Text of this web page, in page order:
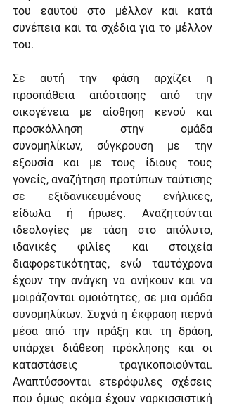
του εαυτού στο μέλλον και κατά
συνέπεια και τα σχέδια για το μέλλον
του.
Σε αυτή την φάση αρχίζει η
προσπάθεια απόστασης από την
οικογένεια με αίσθηση κενού και
προσκόλληση στην ομάδα
συνομηλίκων, σύγκρουση με την
εξουσία και με τους ίδιους τους
γονείς, αναζήτηση προτύπων ταύτισης
σε εξιδανικευμένους ενήλικες,
είδωλα ή ήρωες. Αναζητούνται
ιδεολογίες με τάση στο απόλυτο,
ιδανικές φιλίες και στοιχεία
διαφορετικότητας, ενώ ταυτόχρονα
έχουν την ανάγκη να ανήκουν και να
μοιράζονται ομοιότητες, σε μια ομάδα
συνομηλίκων. Συχνά η έκφραση περνά
μέσα από την πράξη και τη δράση,
υπάρχει διάθεση πρόκλησης και οι
καταστάσεις τραγικοποιούνται.
Αναπτύσσονται ετερόφυλες σχέσεις
που όμως ακόμα έχουν ναρκισσιστική